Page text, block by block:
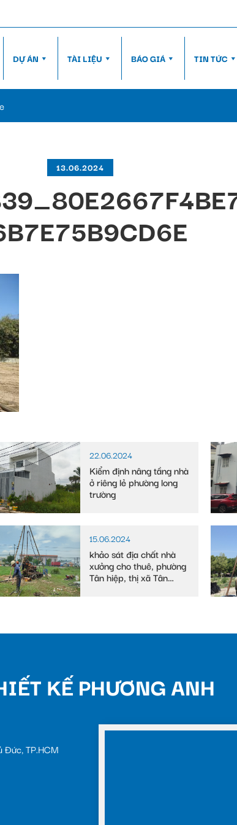
DỰ ÁN TÀI LIỆU BÁO GIÁ TIN TỨC
13.06.2024
22.06.2024
Kiểm định nâng tầng nhà
ở riêng lẻ phường long
trường
15.06.2024
khảo sát địa chất nhà
xưởng cho thuê, phường
Tân hiệp, thị xã Tân
KẾ PHƯƠNG ANH
Đức, TP.HCM